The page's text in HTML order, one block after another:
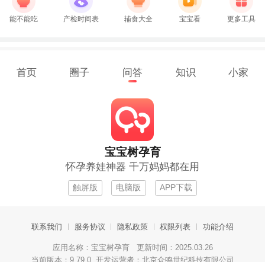
能不能吃 产检时间表 辅食大全 宝宝看 更多工具
首页 圈子 问答 知识 小家
宝宝树孕育
怀孕养娃神器 千万妈妈都在用
触屏版 电脑版 APP下载
联系我们 服务协议 隐私政策 权限列表 功能介绍
应用名称：宝宝树孕育 更新时间：2025.03.26
当前版本：9.79.0 开发运营者：北京众鸣世纪科技有限公司